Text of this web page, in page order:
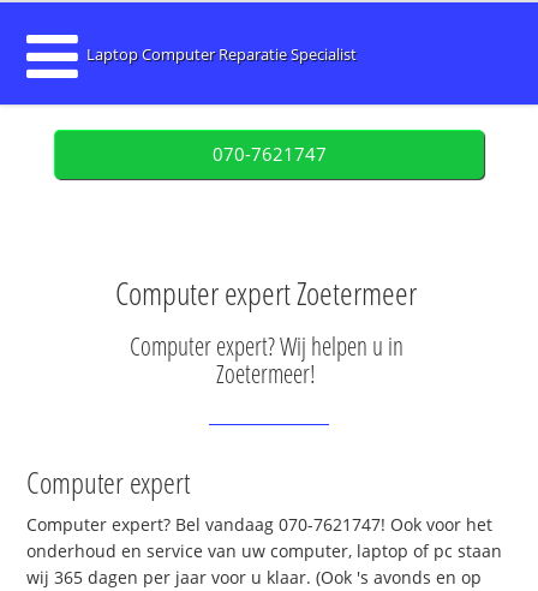
Laptop Computer Reparatie Specialist
070-7621747
Computer expert Zoetermeer
Computer expert? Wij helpen u in
Zoetermeer!
Computer expert
Computer expert? Bel vandaag 070-7621747! Ook voor het
onderhoud en service van uw computer, laptop of pc staan
wij 365 dagen per jaar voor u klaar. (Ook 's avonds en op